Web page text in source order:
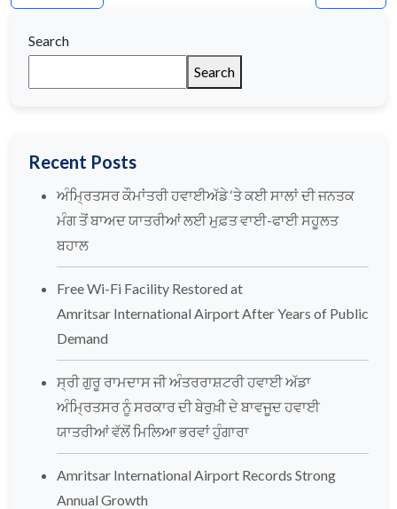
Search
Search
Recent Posts
ਅੰਮ੍ਰਿਤਸਰ ਕੌਮਾਂਤਰੀ ਹਵਾਈਅੱਡੇ ‘ਤੇ ਕਈ ਸਾਲਾਂ ਦੀ ਜਨਤਕ
ਮੰਗ ਤੋਂ ਬਾਅਦ ਯਾਤਰੀਆਂ ਲਈ ਮੁਫ਼ਤ ਵਾਈ-ਫਾਈ ਸਹੂਲਤ
ਬਹਾਲ
Free Wi-Fi Facility Restored at
Amritsar International Airport After Years of Public
Demand
ਸ੍ਰੀ ਗੁਰੂ ਰਾਮਦਾਸ ਜੀ ਅੰਤਰਰਾਸ਼ਟਰੀ ਹਵਾਈ ਅੱਡਾ
ਅੰਮ੍ਰਿਤਸਰ ਨੂੰ ਸਰਕਾਰ ਦੀ ਬੇਰੁਖ਼ੀ ਦੇ ਬਾਵਜੂਦ ਹਵਾਈ
ਯਾਤਰੀਆਂ ਵੱਲੋਂ ਮਿਲਿਆ ਭਰਵਾਂ ਹੁੰਗਾਰਾ
Amritsar International Airport Records Strong
Annual Growth